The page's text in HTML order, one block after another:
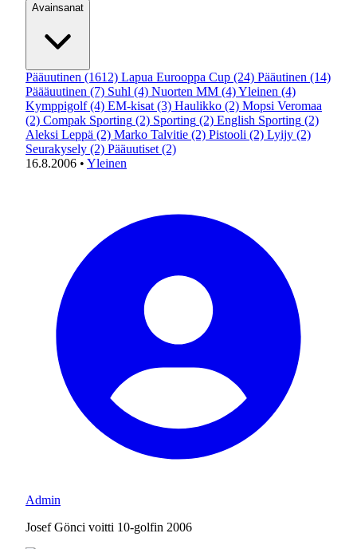
Avainsanat
Pääuutinen (1612) Lapua Eurooppa Cup (24) Pääutinen (14)
Päääuutinen (7) Suhl (4) Nuorten MM (4)Yleinen (4)
Kymppigolf (4) EM-kisat (3) Haulikko (2) Mopsi Veromaa
(2) Compak Sporting (2) Sporting (2) English Sporting (2)
Aleksi Leppä (2) Marko Talvitie (2) Pistooli (2) Lyijy (2)
Seurakysely (2) Pääuutiset (2)
16.8.2006 • Yleinen
Admin
Josef Gönci voitti 10-golfin 2006